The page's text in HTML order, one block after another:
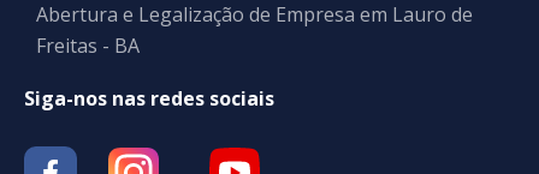
Abertura e Legalização de Empresa em Lauro de
Freitas - BA
Siga-nos nas redes sociais